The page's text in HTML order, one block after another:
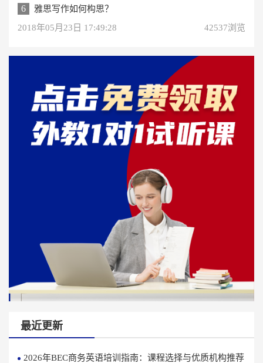
6
雅思写作如何构思？
2018年05月23日 17:49:28
42537浏览
最近更新
2026年BEC商务英语培训指南：课程选择与优质机构推荐